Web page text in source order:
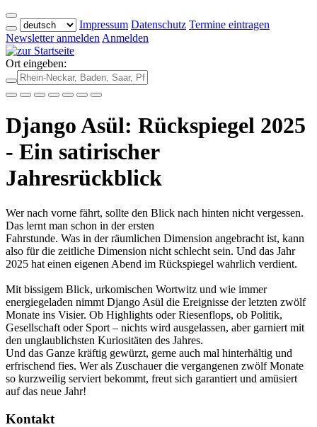
Impressum Datenschutz Termine eintragen
Newsletter anmelden Anmelden
Ort eingeben:
Django Asül: Rückspiegel 2025
- Ein satirischer
Jahresrückblick
Wer nach vorne fährt, sollte den Blick nach hinten nicht vergessen.
Das lernt man schon in der ersten
Fahrstunde. Was in der räumlichen Dimension angebracht ist, kann
also für die zeitliche Dimension nicht schlecht sein. Und das Jahr
2025 hat einen eigenen Abend im Rückspiegel wahrlich verdient.
Mit bissigem Blick, urkomischen Wortwitz und wie immer
energiegeladen nimmt Django Asül die Ereignisse der letzten zwölf
Monate ins Visier. Ob Highlights oder Riesenflops, ob Politik,
Gesellschaft oder Sport – nichts wird ausgelassen, aber garniert mit
den unglaublichsten Kuriositäten des Jahres.
Und das Ganze kräftig gewürzt, gerne auch mal hinterhältig und
erfrischend fies. Wer als Zuschauer die vergangenen zwölf Monate
so kurzweilig serviert bekommt, freut sich garantiert und amüsiert
auf das neue Jahr!
Kontakt